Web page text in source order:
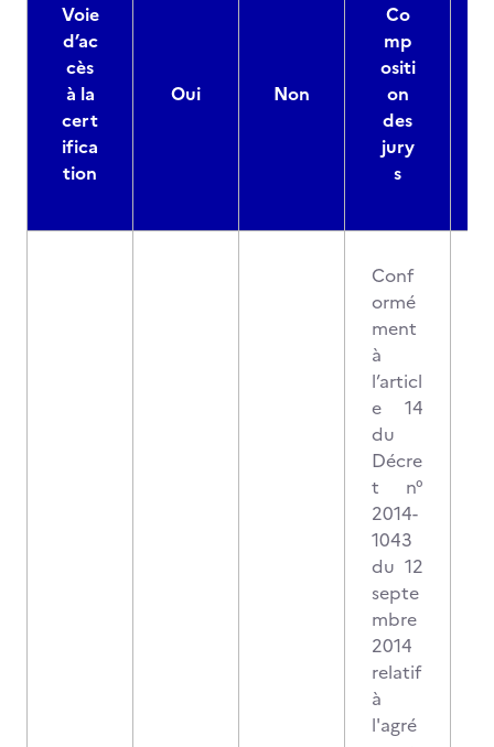
Voie
d’ac
cès
à la
cert
ifica
tion
Oui Non
Co
mp
ositi
on
des
jury
s
Conf
ormé
ment
à
l’articl
e 14
du
Décre
t n°
2014-
1043
du 12
septe
mbre
2014
relatif
à
l'agré